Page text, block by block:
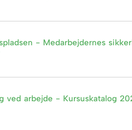
- Medarbejdernes
ved arbejde - Kursuskatalog